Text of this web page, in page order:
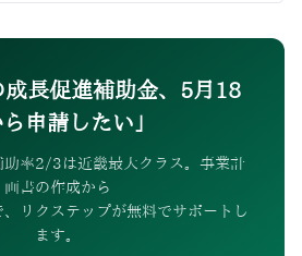
成長促進補助金、5月18
ら申請したい」
助率2/3は近畿最大クラス。事業計
画書の作成から
リクステップが無料でサポートし
ます。